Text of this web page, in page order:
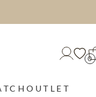
0
OUTLET